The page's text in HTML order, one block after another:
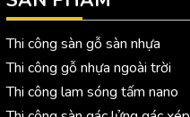
Thi công sàn gỗ sàn nhựa
Thi công gỗ nhựa ngoài trời
Thi công lam sóng tấm nano